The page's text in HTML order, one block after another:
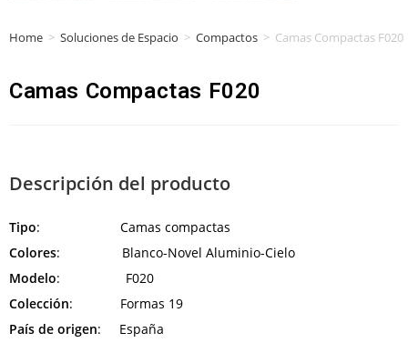
Home > Soluciones de Espacio > Compactos > Camas Compactas F020
Camas Compactas F020
Descripción del producto
Tipo: Camas compactas
Colores: Blanco-Novel Aluminio-Cielo
Modelo: F020
Colección: Formas 19
País de origen: España